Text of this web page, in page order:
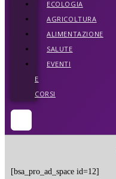
ECOLOGIA
AGRICOLTURA
ALIMENTAZIONE
SALUTE
EVENTI
E
CORSI
[bsa_pro_ad_space id=12]